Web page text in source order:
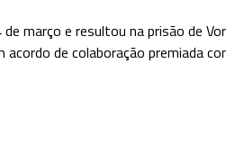
março e resultou na prisão de
de colaboração premiada